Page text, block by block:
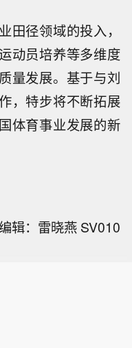
田径领域的投入，
动员培养等多维度
量发展。基于与刘
，特步将不断拓展
体育事业发展的新
辑：雷晓燕 SV010